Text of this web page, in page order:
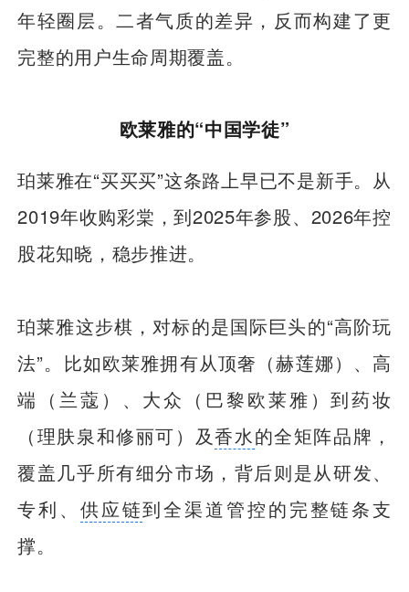
年轻圈层。二者气质的差异，反而构建了更
完整的用户生命周期覆盖。
欧莱雅的“中国学徒”
珀莱雅在“买买买”这条路上早已不是新手。从
2019年收购彩棠，到2025年参股、2026年控
股花知晓，稳步推进。
珀莱雅这步棋，对标的是国际巨头的“高阶玩
法”。比如欧莱雅拥有从顶奢（赫莲娜）、高
端（兰蔻）、大众（巴黎欧莱雅）到药妆
（理肤泉和修丽可）及香水的全矩阵品牌，
覆盖几乎所有细分市场，背后则是从研发、
专利、 供应链到全渠道管控的完整链条支
撑。